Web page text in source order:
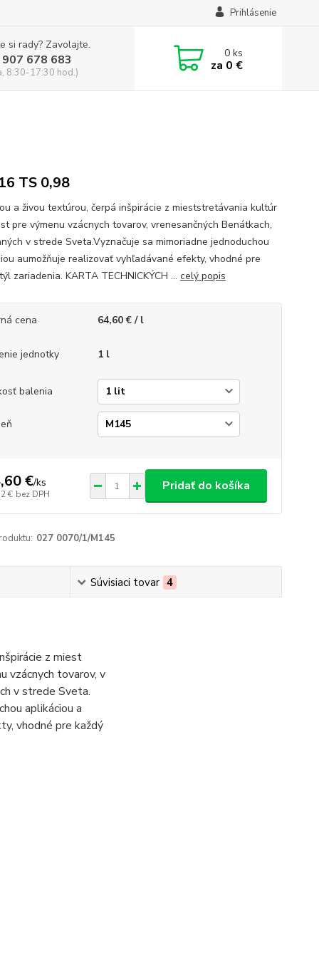
Prihlásenie
si rady? Zavolajte.
678 683
8:30-17:30 hod.)
0ks
za 0 €
TS 0,98
a živou textúrou, čerpá inšpirácie z mieststretávania kultúr
pre výmenu vzácnych tovarov, vrenesančných Benátkach,
v strede Sveta.Vyznačuje sa mimoriadne jednoduchou
aumožňuje realizovať vyhľadávané efekty, vhodné pre
zariadenia. KARTA TECHNICKÝCH ... celý popis
cena 64,60 € / l
jednotky 1 l
balenia
€/ks
€ bez DPH
Pridať do košíka
027 0070/1/M145
Súvisiaci tovar 4
z miest
vzácnych tovarov, v
v strede Sveta.
aplikáciou a
vhodné pre každý